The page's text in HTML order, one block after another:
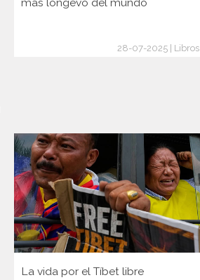
28-07-2025 | Libros
La vida por el Tíbet libre